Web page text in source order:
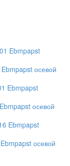
осевой
осевой
осевой